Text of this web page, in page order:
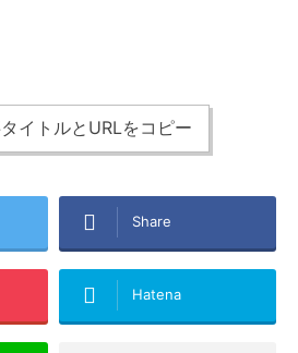
イトルとURLをコピー
Share
Hatena